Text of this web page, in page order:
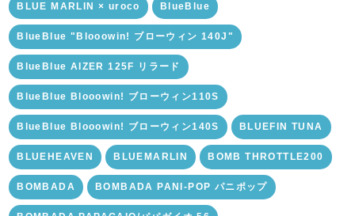
BLUE MARLIN × uroco BlueBlue
BlueBlue "Blooowin! ブローウィン 140J"
BlueBlue AIZER 125F リラード
BlueBlue Blooowin! ブローウィン110S
BlueBlue Blooowin! ブローウィン140S BLUEFIN TUNA
BLUEHEAVEN BLUEMARLIN BOMB THROTTLE200
BOMBADA BOMBADA PANI-POP パニポップ